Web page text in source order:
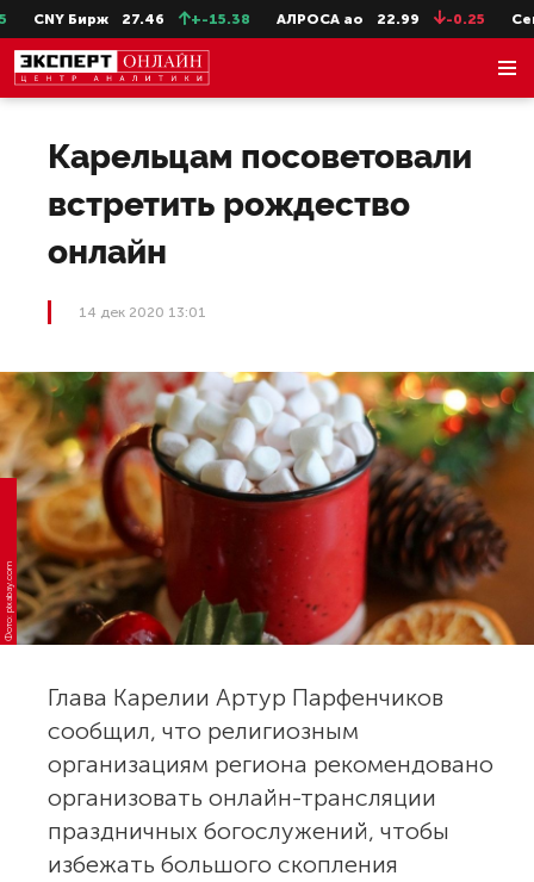
CNY Бирж 27.46 +-15.38 АЛРОСА ао 22.99 -0.25
Карельцам посоветовали
встретить рождество
онлайн
14 дек 2020 13:01
Фото: pixabay.com
Глава Карелии Артур Парфенчиков
сообщил, что религиозным
организациям региона рекомендовано
организовать онлайн-трансляции
праздничных богослужений, чтобы
избежать большого скопления